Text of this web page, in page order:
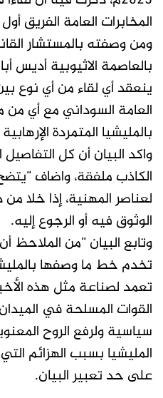
المخابرات العامة الفريق
ومن وصفته بالمستشار
بالعاصمة الاثيوبية أديس
ينعقد أي لقاء من أي نوع
العامة السوداني مع أي
بالمليشيا المتمردة
واكد البيان أن كل التفاصيل
الكاذب ملفقة، واضاف
لعناصر المهنية، إذا خلا
الوثوق فيه أو الرجوع إليه.
وتابع البيان “من الملاحظ
تخدم خط ما وصفها
تعمد لصناعة مثل هذه
القوات المسلحة في
سياسية ولرفع الروح
المليشيا بسبب الهزائم
على حد تعبير البيان.